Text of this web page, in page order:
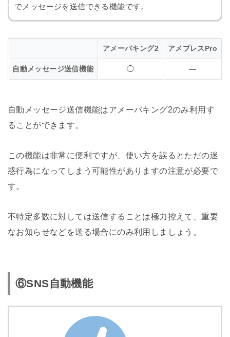
でメッセージを送信できる機能です。
アメーバキング2 アメプレスPro
自動メッセージ送信機能 ◯ ―
自動メッセージ送信機能はアメーバキング2のみ利用す
ることができます。
この機能は非常に便利ですが、使い方を誤るとただの迷
惑行為になってしまう可能性がありますの注意が必要で
す。
不特定多数に対しては送信することは極力控えて、重要
なお知らせなどを送る場合にのみ利用しましょう。
⑥SNS自動機能